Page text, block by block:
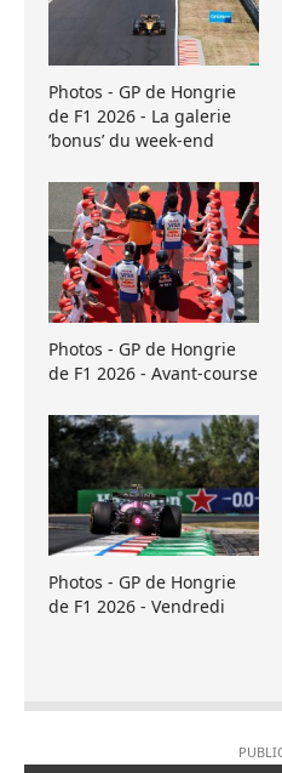
Photos - GP de Hongrie
de F1 2026 - La galerie
’bonus’ du week-end
Photos - GP de Hongrie
de F1 2026 - Avant-course
Photos - GP de Hongrie
de F1 2026 - Vendredi